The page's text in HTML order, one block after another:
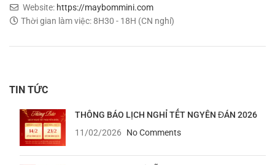
Website: https://maybommini.com
Thời gian làm việc: 8H30 - 18H (CN nghỉ)
TIN TỨC
THÔNG BÁO LỊCH NGHỈ TẾT NGYÊN ĐÁN 2026
11/02/2026
No Comments